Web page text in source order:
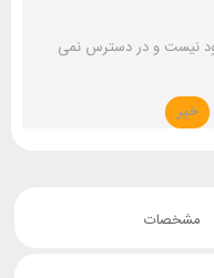
نیست و در دسترس نمی
خیر
مشخصات